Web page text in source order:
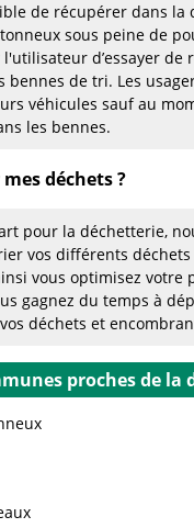
de récupérer dans la
sous peine de
d’essayer de
bennes de tri. Les
véhicules sauf au
les bennes.
déchets ?
pour la déchetterie,
vos différents
vous optimisez votre
gagnez du temps à
déchets et
proches de la